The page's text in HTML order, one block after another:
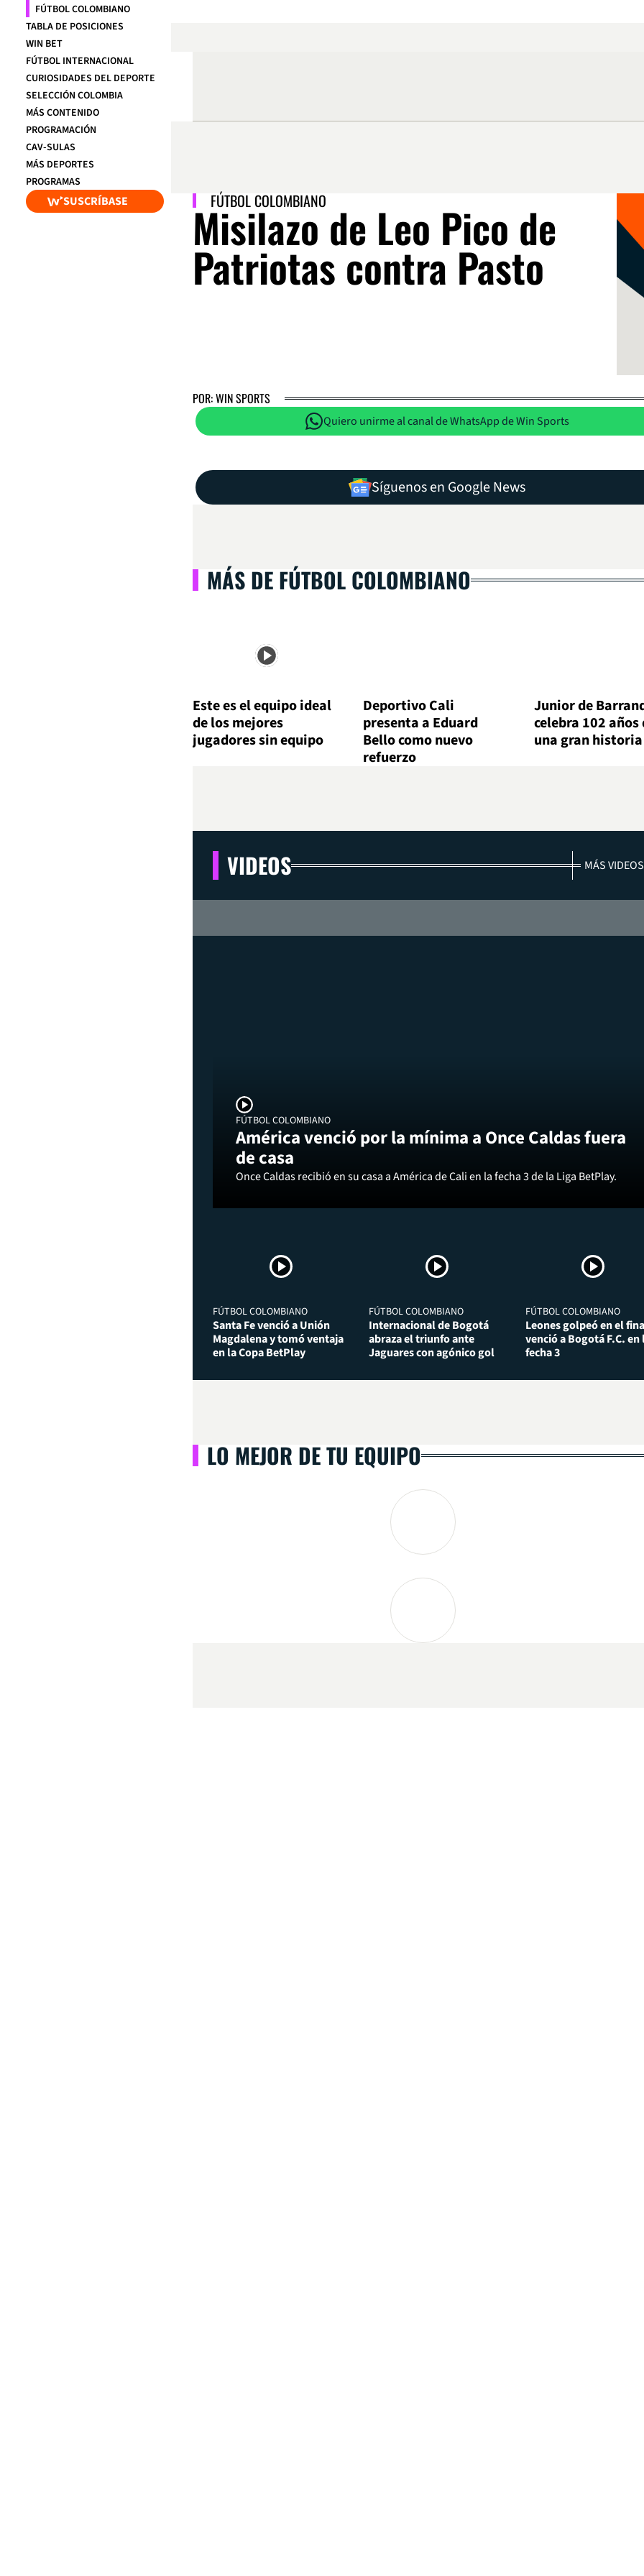
FÚTBOL COLOMBIANO
TABLA DE POSICIONES
WIN BET
FÚTBOL INTERNACIONAL
CURIOSIDADES DEL DEPORTE
SELECCIÓN COLOMBIA
MÁS CONTENIDO
PROGRAMACIÓN
CAV-SULAS
MÁS DEPORTES
PROGRAMAS
SUSCRÍBASE FÚTBOL COLOMBIANO
Misilazo de Leo Pico de
Patriotas contra Pasto
POR: WIN SPORTS
Quiero unirme al canal de WhatsApp de Win Sports
Síguenos en Google News
MÁS DE FÚTBOL COLOMBIANO
Este es el equipo ideal
de los mejores
jugadores sin equipo
Deportivo Cali
presenta a Eduard
Bello como nuevo
refuerzo
Junior de
celebra 102 años
una gran historia
VIDEOS MÁS VIDEOS
FÚTBOL COLOMBIANO
América venció por la mínima a Once Caldas fuera
de casa
Once Caldas recibió en su casa a América de Cali en la fecha 3 de la Liga BetPlay.
FÚTBOL COLOMBIANO
Santa Fe venció a Unión
Magdalena y tomó ventaja
en la Copa BetPlay
FÚTBOL COLOMBIANO
Internacional de Bogotá
abraza el triunfo ante
Jaguares con agónico gol
FÚTBOL COLOMBIANO
Leones golpeó en el
venció a Bogotá F.C. en
fecha 3
LO MEJOR DE TU EQUIPO